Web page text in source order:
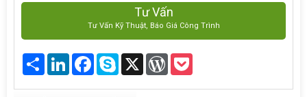
Tư Vấn
Tư Vấn Kỹ Thuật, Báo Giá Công Trình
Share LinkedInFacebook
Skype X WordPress